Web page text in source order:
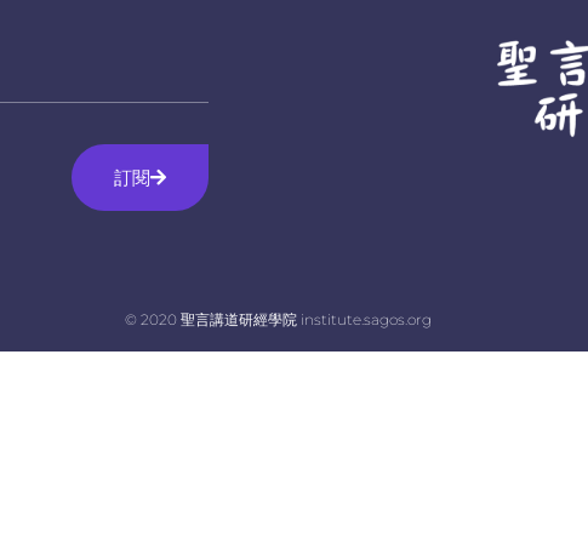
訂閱
© 2020 聖言講道研經學院 institute.sagos.org